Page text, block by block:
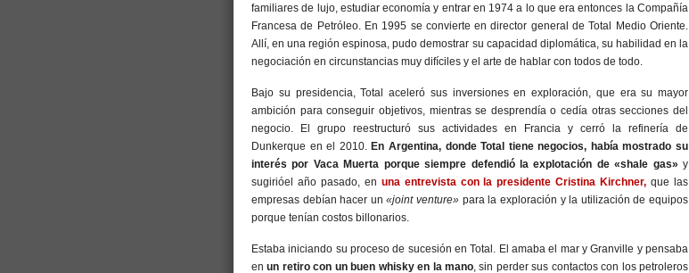
familiares de lujo, estudiar economía y entrar en 1974 a lo que era entonces la Compañía
Francesa de Petróleo. En 1995 se convierte en director general de Total Medio Oriente.
Allí, en una región espinosa, pudo demostrar su capacidad diplomática, su habilidad en la
negociación en circunstancias muy difíciles y el arte de hablar con todos de todo.
Bajo su presidencia, Total aceleró sus inversiones en exploración, que era su mayor
ambición para conseguir objetivos, mientras se desprendía o cedía otras secciones del
negocio. El grupo reestructuró sus actividades en Francia y cerró la refinería de
Dunkerque en el 2010. En Argentina, donde Total tiene negocios, había mostrado su
interés por Vaca Muerta porque siempre defendió la explotación de «shale gas» y
sugirióel año pasado, en una entrevista con la presidente Cristina Kirchner, que las
empresas debían hacer un«joint venture» para la exploración y la utilización de equipos
porque tenían costos billonarios.
Estaba iniciando su proceso de sucesión en Total. El amaba el mar y Granville y pensaba
enun retiro con un buen whisky en la mano, sin perder sus contactos con los petroleros